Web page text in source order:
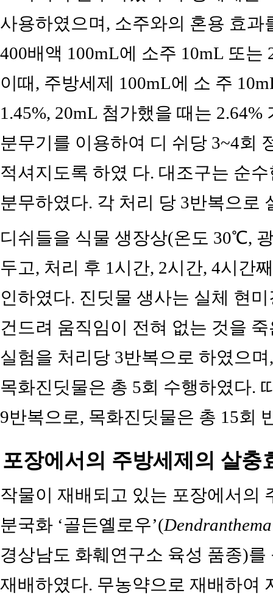
사용하였으며, 소주와의 혼용 효
400배액 100mL에 소주 10mL 또
이때, 주방세제 100mL에 소 주
1.45%, 20mL 첨가했을 때는
분무기를 이용하여 디 쉬당 3~4회
적셔지도록 하였 다. 대조구는 순
분무하였다. 각 처리 당 3반복으로
디쉬들을 식물 생장상(온도 30℃,
두고, 처리 후 1시간, 2시간, 4시간
인하였다. 진딧물 생사는 실체 현
건드려 움직임이 전혀 없는 것을
실험을 처리당 3반복으로 하였으
목화진딧물은 총 5회 수행하였다.
9반복으로, 목화진딧물은 총 15회
포장에서의 주방세제의 살충
작물이 재배되고 있는 포장에서의
분국화 ‘골든옐로우’(
경상남도 화훼연구소 육성 품종)
재배하였다. 무농약으로 재배하여